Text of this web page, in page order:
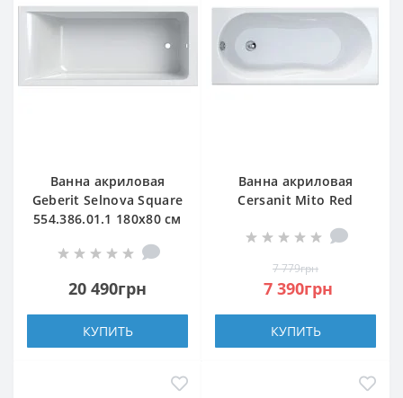
Ванна акриловая
Geberit Selnova Square
554.386.01.1 180х80 см
20 490грн
КУПИТЬ
Ванна акриловая
Cersanit Mito Red
170х70 см с ножками
7 779грн
7 390грн
КУПИТЬ